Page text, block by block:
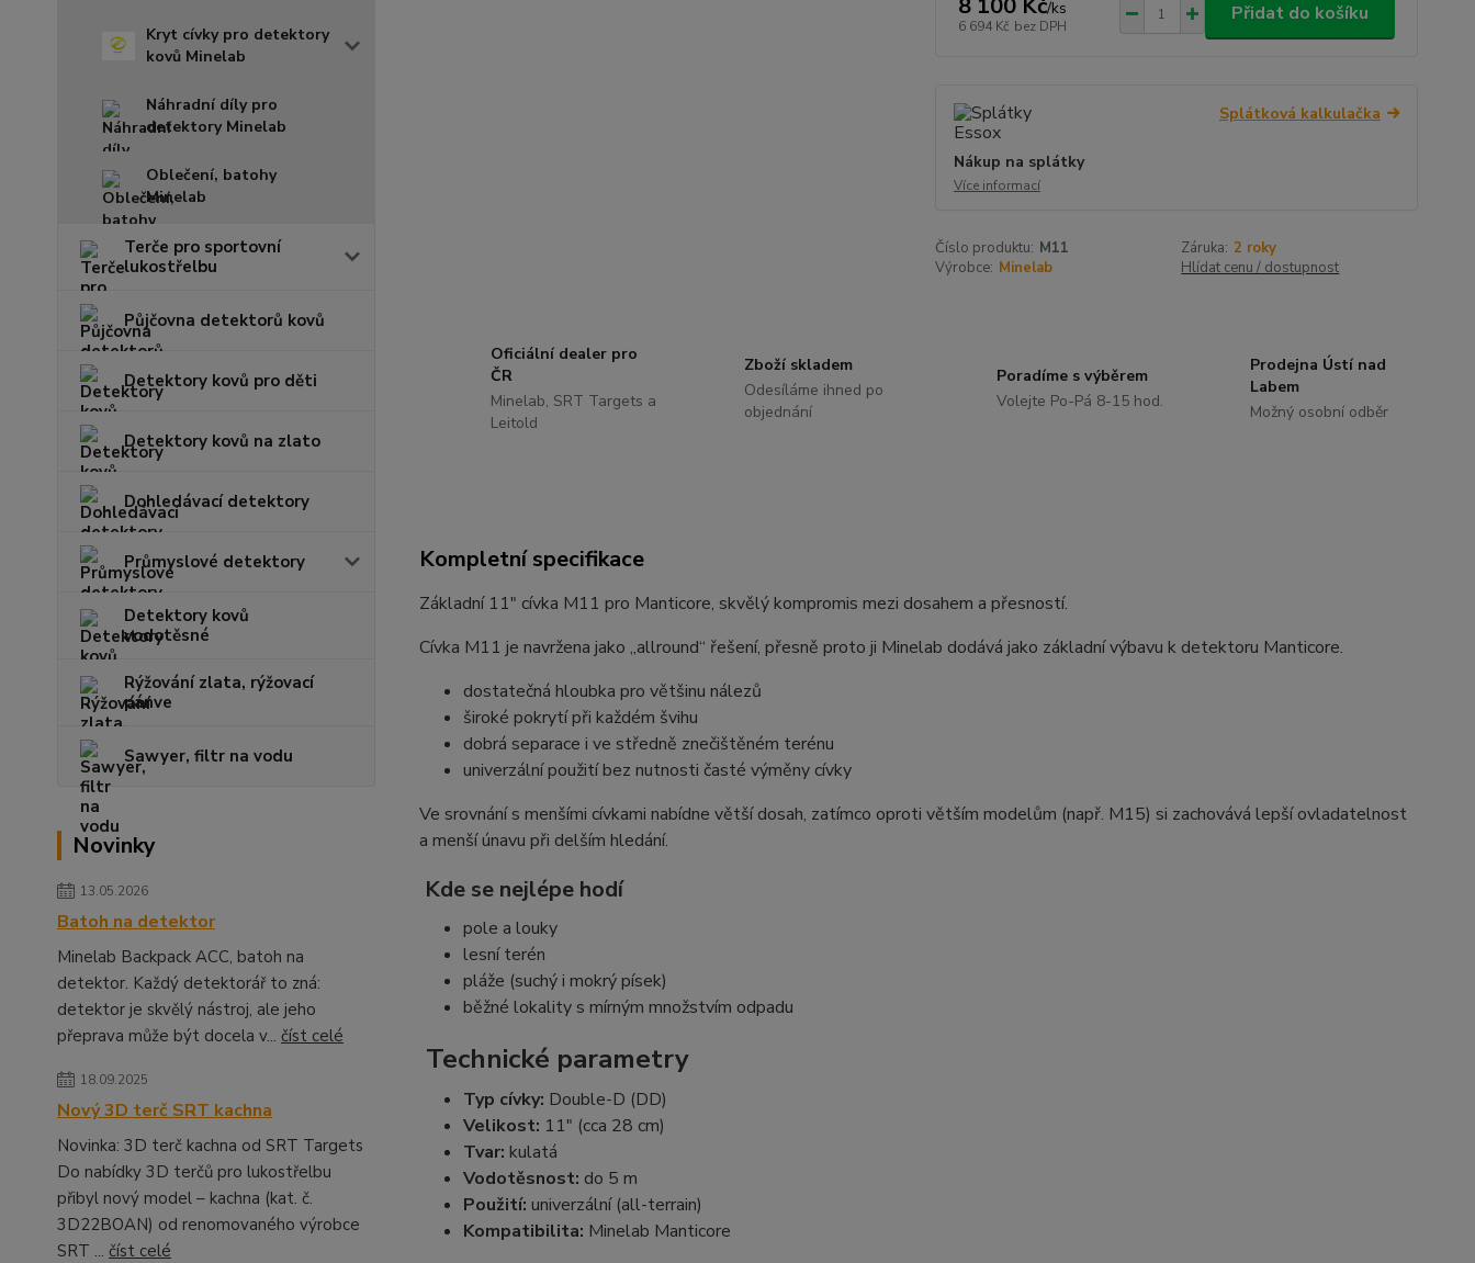
Kryt cívky pro detektory
kovů Minelab
Náhradní díly pro
detektory Minelab
Oblečení, batohy
Minelab
Terče pro sportovní
lukostřelbu
Půjčovna detektorů kovů
Detektory kovů pro děti
Detektory kovů na zlato
Dohledávací detektory
Průmyslové detektory
Detektory kovů
vodotěsné
Rýžování zlata, rýžovací
pánve
Sawyer, filtr na vodu
Novinky
13.05.2026
Batoh na detektor
Minelab Backpack ACC, batoh na
detektor. Každý detektorář to zná:
detektor je skvělý nástroj, ale jeho
přeprava může být docela v... číst celé
18.09.2025
Nový 3D terč SRT kachna
Novinka: 3D terč kachna od SRT Targets
Do nabídky 3D terčů pro lukostřelbu
přibyl nový model – kachna (kat. č.
3D22BOAN) od renomovaného výrobce
SRT ... číst celé
/ks
6 694 Kč bez DPH
Přidat do košíku
Splátková kalkulačka
Nákup na splátky
Více informací
Číslo produktu: M11 Záruka: 2 roky
Výrobce: Minelab Hlídat cenu / dostupnost
Oficiální dealer pro
ČR
Minelab, SRT Targets a
Leitold
Zboží skladem
Odesíláme ihned po
objednání
Poradíme s výběrem
Volejte Po-Pá 8-15 hod.
Prodejna Ústí nad
Labem
Možný osobní odběr
Kompletní specifikace
Základní 11" cívka M11 pro Manticore, skvělý kompromis mezi dosahem a přesností.
Cívka M11 je navržena jako „allround“ řešení, přesně proto ji Minelab dodává jako základní výbavu k detektoru Manticore.
dostatečná hloubka pro většinu nálezů
široké pokrytí při každém švihu
dobrá separace i ve středně znečištěném terénu
univerzální použití bez nutnosti časté výměny cívky
Ve srovnání s menšími cívkami nabídne větší dosah, zatímco oproti větším modelům (např. M15) si zachovává lepší ovladatelnost
a menší únavu při delším hledání.
Kde se nejlépe hodí
pole a louky
lesní terén
pláže (suchý i mokrý písek)
běžné lokality s mírným množstvím odpadu
Technické parametry
Typ cívky: Double-D (DD)
Velikost: 11" (cca 28 cm)
Tvar: kulatá
Vodotěsnost: do 5 m
Použití: univerzální (all-terrain)
Kompatibilita: Minelab Manticore